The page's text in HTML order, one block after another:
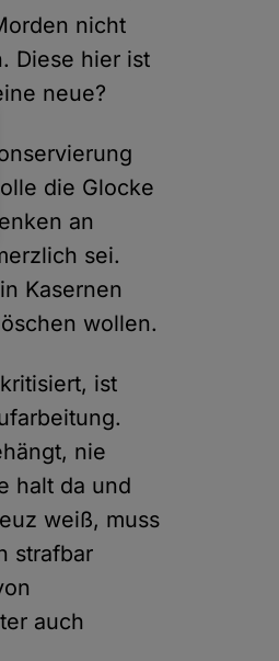
nicht
Diese hier ist
neue?
die Glocke
an
sei.
Kasernen
wollen.
ist
nie
halt da und
weiß, muss
strafbar
auch